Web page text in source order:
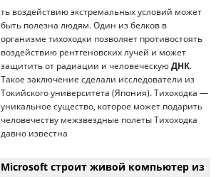
ть воздействию экстремальных условий может
быть полезна людям. Один из белков в
организме тихоходки позволяет противостоять
воздействию рентгеновских лучей и может
защитить от радиации и человеческую ДНК.
Такое заключение сделали исследователи из
Токийского университета (Япония). Тихоходка —
уникальное существо, которое может подарить
человечеству межзвездные полеты Тихоходка
давно известна
Microsoft строит живой компьютер из